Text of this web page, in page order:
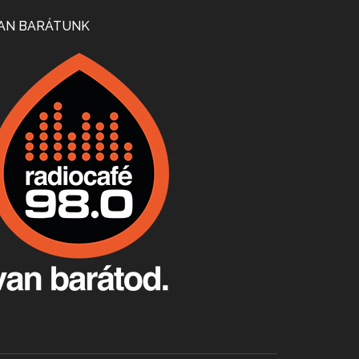
Apr 24, 2026 • 00:38:10
Villány, kékfrankos, Jackfall
Apr 17, 2026 • 00:35:38
Apr 9, 2026 • 00:37:17
BARÁTUNK